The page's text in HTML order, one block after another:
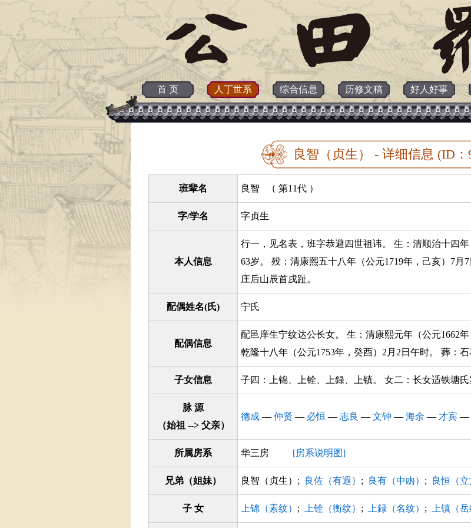
首 页 人丁世系 综合信息 历修文稿 好人好事
良智（贞生） - 详细信息 (ID：
班辈名 良智 （ 第11代 ）
字/学名 字贞生
本人信息
行一，见名表，班字恭避四世祖讳。 生：清顺治十四
63岁。 殁：清康熙五十八年（公元1719年，己亥）7
庄后山辰首戌趾。
配偶姓名(氏) 宁氏
配偶信息
配邑庠生宁纹达公长女。 生：清康熙元年（公元1662
乾隆十八年（公元1753年，癸酉）2月2日午时。 葬：
子女信息 子四：上锦、上铨、上録、上镇。 女二：长女适铁塘氏
脉 源
（始祖 --> 父亲）
德成 — 仲贤 — 必恒 — 志良 — 文钟 — 海余 — 才宾 —
所属房系 华三房 [房系说明图]
兄弟（姐妹） 良智（贞生）; 良佐（有遐） ; 良有（中凼） ; 良恒（立
子 女 上锦（素纹） ; 上铨（衡纹） ; 上録（名纹） ; 上镇（岳